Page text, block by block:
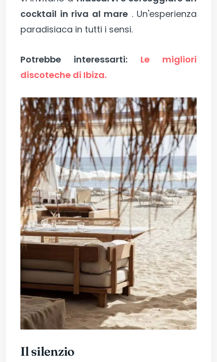
cocktail in riva al mare . Un'esperienza
paradisiaca in tutti i sensi.
Potrebbe interessarti: Le migliori
discoteche di Ibiza.
Il silenzio